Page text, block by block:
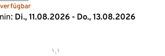
Di., 11.08.2026 - Do., 13.08.2026